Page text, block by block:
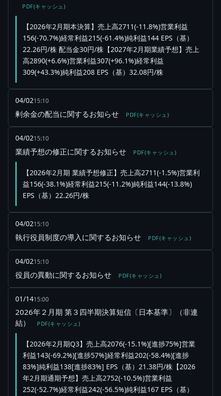
PDF(キャッシュ)
【2026年2月期本決算】売上高2711(-11.8%)営業利益
156(-70.7%)経常利益215(-61.4%)純利益144 EPS（基）
22.26円/株 配当金30円/株【2027年2月期業績予想】売上
高2890(+6.6%)営業利益307(+96.1%)経常利益
309(+43.3%)純利益208 EPS（基）32.08円/株
04/0215:10
剰余金の配当に関するお知らせ PDF(キャッシュ)
04/0215:10
業績予想の修正に関するお知らせ PDF(キャッシュ)
【2026年2月期 業績予想修正】売上高2711(-1.5%)営業利
益156(-38.1%)経常利益215(-11.2%)純利益144(-13.8%)
EPS（基）22.26円/株
04/0215:10
執行役員制度の導入に関するお知らせ PDF(キャッシュ)
04/0215:10
役員の異動に関するお知らせ PDF(キャッシュ)
01/1415:00
2026年２月期 第３四半期決算短信〔日本基準〕（非連
結）
PDF(キャッシュ)
【2026年2月期Q3】売上高2076(-15.1%)[進捗75%]営業
利益143(-69.2%)[進捗57%]経常利益202(-58.4%)[進捗
83%]純利益138[進捗83%] EPS（基）21.38円/株【2026
年2月期通期予想】売上高2752(-10.5%)営業利益
252(-52.7%)経常利益242(-56.5%)純利益167 EPS（基）